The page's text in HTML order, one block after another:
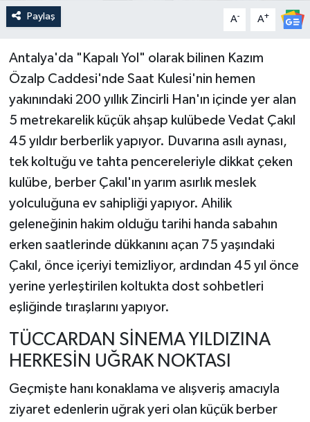
Paylaş A- A+
Antalya'da "Kapalı Yol" olarak bilinen Kazım
Özalp Caddesi'nde Saat Kulesi'nin hemen
yakınındaki 200 yıllık Zincirli Han'ın içinde yer alan
5 metrekarelik küçük ahşap kulübede Vedat Çakıl
45 yıldır berberlik yapıyor. Duvarına asılı aynası,
tek koltuğu ve tahta pencereleriyle dikkat çeken
kulübe, berber Çakıl'ın yarım asırlık meslek
yolculuğuna ev sahipliği yapıyor. Ahilik
geleneğinin hakim olduğu tarihi handa sabahın
erken saatlerinde dükkanını açan 75 yaşındaki
Çakıl, önce içeriyi temizliyor, ardından 45 yıl önce
yerine yerleştirilen koltukta dost sohbetleri
eşliğinde tıraşlarını yapıyor.
TÜCCARDAN SİNEMA YILDIZINA
HERKESİN UĞRAK NOKTASI
Geçmişte hanı konaklama ve alışveriş amacıyla
ziyaret edenlerin uğrak yeri olan küçük berber
Siyaset
Spor